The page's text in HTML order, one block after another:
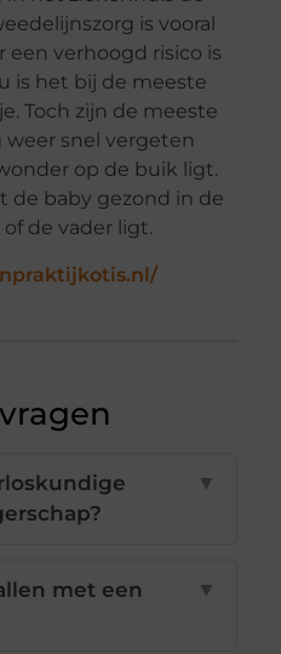
is vooral
een verhoogd risico is
is het bij de meeste
Toch zijn de meeste
snel vergeten
op de buik ligt.
de baby gezond in de
de vader ligt.
▼
met een
▼